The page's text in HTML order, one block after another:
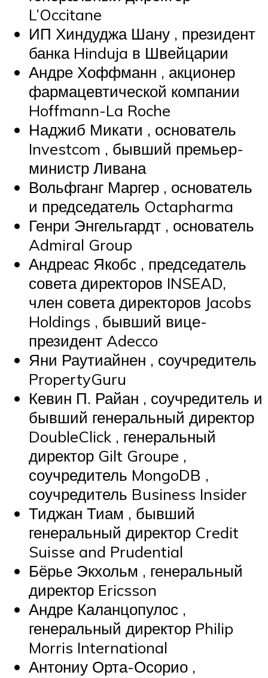
L’Occitane
ИП Хиндуджа Шану , президент
банка Hinduja в Швейцарии
Андре Хоффманн , акционер
фармацевтической компании
Hoffmann-La Roche
Наджиб Микати , основатель
Investcom , бывший премьер-
министр Ливана
Вольфганг Маргер , основатель
и председатель Octapharma
Генри Энгельгардт , основатель
Admiral Group
Андреас Якобс , председатель
совета директоров INSEAD,
член совета директоров Jacobs
Holdings , бывший вице-
президент Adecco
Яни Раутиайнен , соучредитель
PropertyGuru
Кевин П. Райан , соучредитель и
бывший генеральный директор
DoubleClick , генеральный
директор Gilt Groupe ,
соучредитель MongoDB ,
соучредитель Business Insider
Тиджан Тиам , бывший
генеральный директор Credit
Suisse and Prudential
Бёрье Экхольм , генеральный
директор Ericsson
Андре Каланцопулос ,
генеральный директор Philip
Morris International
Антониу Орта-Осорио ,